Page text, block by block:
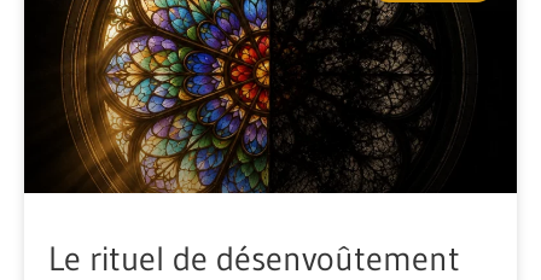
Le rituel de désenvoûtement